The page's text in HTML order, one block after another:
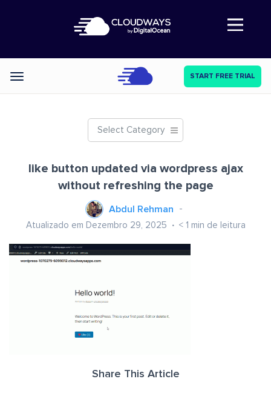
Abre a navegação
Categories START FREE TRIAL
Select Category
like button updated via wordpress ajax
without refreshing the page
Abdul Rehman
Atualizado em Dezembro 29, 2025 < 1 min de leitura
Share This Article